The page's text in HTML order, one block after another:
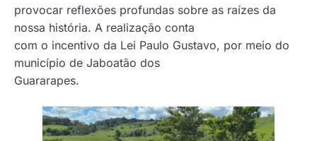
provocar reflexões profundas sobre as raízes da
nossa história. A realização conta
com o incentivo da Lei Paulo Gustavo, por meio do
município de Jaboatão dos
Guararapes.